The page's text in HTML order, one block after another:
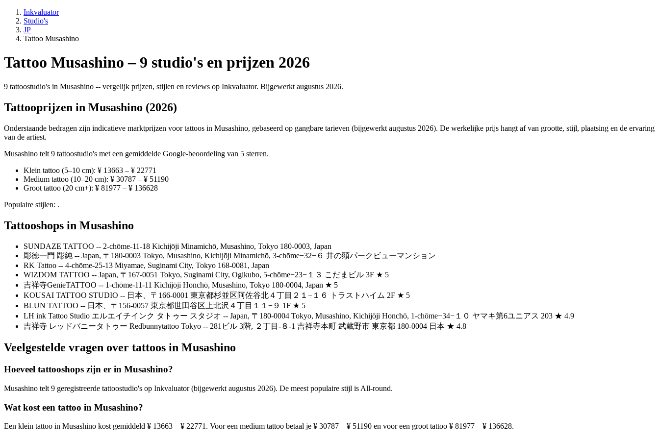
Inkvaluator
Studio's
JP
Tattoo Musashino
Tattoo Musashino – 9 studio's en prijzen 2026
9 tattoostudio's in Musashino -- vergelijk prijzen, stijlen en reviews op Inkvaluator. Bijgewerkt augustus 2026.
Tattooprijzen in Musashino (2026)
Onderstaande bedragen zijn indicatieve marktprijzen voor tattoos in Musashino, gebaseerd op gangbare tarieven (bijgewerkt augustus 2026). De werkelijke prijs hangt af van grootte, stijl, plaatsing en de ervaring
van de artiest.
Musashino telt 9 tattoostudio's met een gemiddelde Google-beoordeling van 5 sterren.
Klein tattoo (5–10 cm): ¥ 13663 – ¥ 22771
Medium tattoo (10–20 cm): ¥ 30787 – ¥ 51190
Groot tattoo (20 cm+): ¥ 81977 – ¥ 136628
Populaire stijlen: .
Tattooshops in Musashino
SUNDAZE TATTOO -- 2-chōme-11-18 Kichijōji Minamichō, Musashino, Tokyo 180-0003, Japan
彫徳一門 彫純 -- Japan, 〒180-0003 Tokyo, Musashino, Kichijōji Minamichō, 3-chōme−32−６ 井の頭パークビューマンション
RK Tattoo -- 4-chōme-25-13 Miyamae, Suginami City, Tokyo 168-0081, Japan
WIZDOM TATTOO -- Japan, 〒167-0051 Tokyo, Suginami City, Ogikubo, 5-chōme−23−１３ こだまビル 3F ★ 5
吉祥寺GenieTATTOO -- 1-chōme-11-11 Kichijōji Honchō, Musashino, Tokyo 180-0004, Japan ★ 5
KOUSAI TATTOO STUDIO -- 日本、〒166-0001 東京都杉並区阿佐谷北４丁目２１−１６ トラストハイム 2F ★ 5
BLUN TATTOO -- 日本、〒156-0057 東京都世田谷区上北沢４丁目１１−９ 1F ★ 5
LH ink Tattoo Studio エルエイチインク タトゥー スタジオ -- Japan, 〒180-0004 Tokyo, Musashino, Kichijōji Honchō, 1-chōme−34−１０ ヤマキ第6ユニアス 203 ★ 4.9
吉祥寺 レッドバニータトゥー Redbunnytattoo Tokyo -- 281ビル 3階, ２丁目-８-1 吉祥寺本町 武蔵野市 東京都 180-0004 日本 ★ 4.8
Veelgestelde vragen over tattoos in Musashino
Hoeveel tattooshops zijn er in Musashino?
Musashino telt 9 geregistreerde tattoostudio's op Inkvaluator (bijgewerkt augustus 2026). De meest populaire stijl is All-round.
Wat kost een tattoo in Musashino?
Een klein tattoo in Musashino kost gemiddeld ¥ 13663 – ¥ 22771. Voor een medium tattoo betaal je ¥ 30787 – ¥ 51190 en voor een groot tattoo ¥ 81977 – ¥ 136628.